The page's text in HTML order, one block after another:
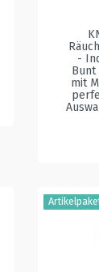
-
Bunt
mit